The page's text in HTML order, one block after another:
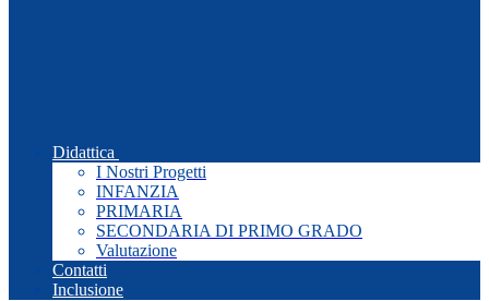
Didattica
I Nostri Progetti
INFANZIA
PRIMARIA
SECONDARIA DI PRIMO GRADO
Valutazione
Contatti
Inclusione